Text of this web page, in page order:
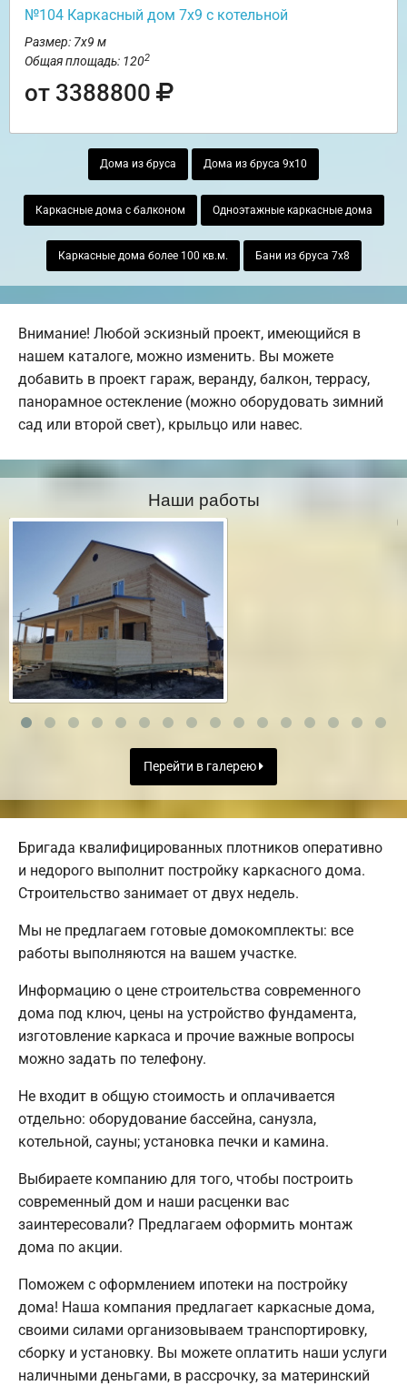
№104 Каркасный дом 7х9 с котельной
Размер: 7х9 м
Общая площадь: 1202
от 3388800
Дома из бруса Дома из бруса 9х10
Каркасные дома с балконом Одноэтажные каркасные дома
Каркасные дома более 100 кв.м. Бани из бруса 7х8
Внимание! Любой эскизный проект, имеющийся в
нашем каталоге, можно изменить. Вы можете
добавить в проект гараж, веранду, балкон, террасу,
панорамное остекление (можно оборудовать зимний
сад или второй свет), крыльцо или навес.
Наши работы
Перейти в галерею
Бригада квалифицированных плотников оперативно
и недорого выполнит постройку каркасного дома.
Строительство занимает от двух недель.
Мы не предлагаем готовые домокомплекты: все
работы выполняются на вашем участке.
Информацию о цене строительства современного
дома под ключ, цены на устройство фундамента,
изготовление каркаса и прочие важные вопросы
можно задать по телефону.
Не входит в общую стоимость и оплачивается
отдельно: оборудование бассейна, санузла,
котельной, сауны; установка печки и камина.
Выбираете компанию для того, чтобы построить
современный дом и наши расценки вас
заинтересовали? Предлагаем оформить монтаж
дома по акции.
Поможем с оформлением ипотеки на постройку
дома! Наша компания предлагает каркасные дома,
своими силами организовываем транспортировку,
сборку и установку. Вы можете оплатить наши услуги
наличными деньгами, в рассрочку, за материнский